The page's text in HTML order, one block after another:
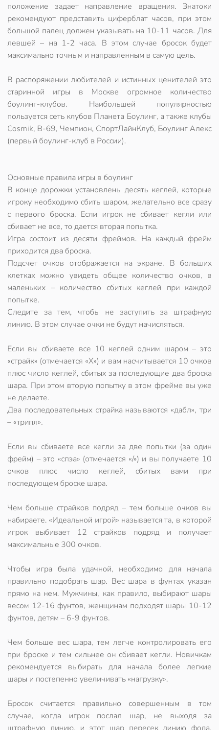
положение задает направление вращения. Знатоки
рекомендуют представить циферблат часов, при этом
большой палец должен указывать на 10-11 часов. Для
левшей – на 1-2 часа. В этом случае бросок будет
максимально точным и направленным в самую цель.
В распоряжении любителей и истинных ценителей это
старинной игры в Москве огромное количество
боулинг-клубов. Наибольшей популярностью
пользуется сеть клубов Планета Боулинг, а также клубы
Cosmik, В-69, Чемпион, СпортЛайнКлуб, Боулинг Алекс
(первый боулинг-клуб в России).
Основные правила игры в боулинг
В конце дорожки установленыдесять кеглей, которые
игроку необходимо сбить шаром, желательно все сразу
с первого броска. Если игрок не сбивает кегли или
сбивает не все, то дается вторая попытка.
Игра состоит издесяти фреймов. На каждый фрейм
приходится два броска.
Подсчет очков отображается на экране. В больших
клетках можно увидеть общее количество очков, в
маленьких – количество сбитых кеглей при каждой
попытке.
Следите за тем, чтобы не заступить за штрафную
линию. В этом случае очки не будут начисляться.
Если вы сбиваете все 10 кеглей одним шаром – это
«страйк» (отмечается «Х») и вам насчитывается 10 очков
плюс число кеглей, сбитых за последующие два броска
шара. При этом вторую попытку в этом фрейме вы уже
не делаете.
Два последовательных страйка называются «дабл», три
– «трипл».
Если вы сбиваете все кегли за две попытки (за один
фрейм) – это «спэа» (отмечается «/») и вы получаете 10
очков плюс число кеглей, сбитых вами при
последующем броске шара.
Чем больше страйков подряд – тем больше очков вы
набираете. «Идеальной игрой» называется та, в которой
игрок выбивает 12 страйков подряд и получает
максимальные 300 очков.
Чтобы игра была удачной, необходимо для начала
правильно подобрать шар. Вес шара в фунтах указан
прямо на нем. Мужчины, как правило, выбирают шары
весом 12-16 фунтов, женщинам подходят шары 10-12
фунтов, детям – 6-9 фунтов.
Чем больше вес шара, тем легче контролировать его
при броске и тем сильнее он сбивает кегли. Новичкам
рекомендуется выбирать для начала более легкие
шары и постепенно увеличивать «нагрузку».
Бросок считается правильно совершенным в том
случае, когда игрок послал шар, не выходя за